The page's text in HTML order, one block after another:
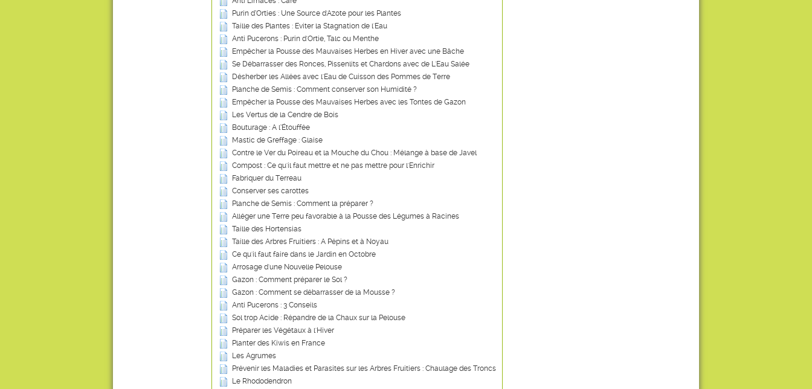
Purin d’Orties : Une Source d'Azote pour les Plantes
Taille des Plantes : Eviter la Stagnation de l'Eau
Anti Pucerons : Purin d'Ortie, Talc ou Menthe
Empêcher la Pousse des Mauvaises Herbes en Hiver avec une Bâche
Se Débarrasser des Ronces, Pissenlits et Chardons avec de L'Eau Salée
Désherber les Allées avec l'Eau de Cuisson des Pommes de Terre
Planche de Semis : Comment conserver son Humidité ?
Empêcher la Pousse des Mauvaises Herbes avec les Tontes de Gazon
Les Vertus de la Cendre de Bois
Bouturage : A l’Étouffée
Mastic de Greffage : Glaise
Contre le Ver du Poireau et la Mouche du Chou : Mélange à base de Javel
Compost : Ce qu'il faut mettre et ne pas mettre pour l'Enrichir
Fabriquer du Terreau
Conserver ses carottes
Planche de Semis : Comment la préparer ?
Alléger une Terre peu favorable à la Pousse des Légumes à Racines
Taille des Hortensias
Taille des Arbres Fruitiers : A Pépins et à Noyau
Ce qu'il faut faire dans le Jardin en Octobre
Arrosage d'une Nouvelle Pelouse
Gazon : Comment préparer le Sol ?
Gazon : Comment se débarrasser de la Mousse ?
Anti Pucerons : 3 Conseils
Sol trop Acide : Répandre de la Chaux sur la Pelouse
Préparer les Végétaux à l'Hiver
Planter des Kiwis en France
Les Agrumes
Prévenir les Maladies et Parasites sur les Arbres Fruitiers : Chaulage des Troncs
Le Rhododendron